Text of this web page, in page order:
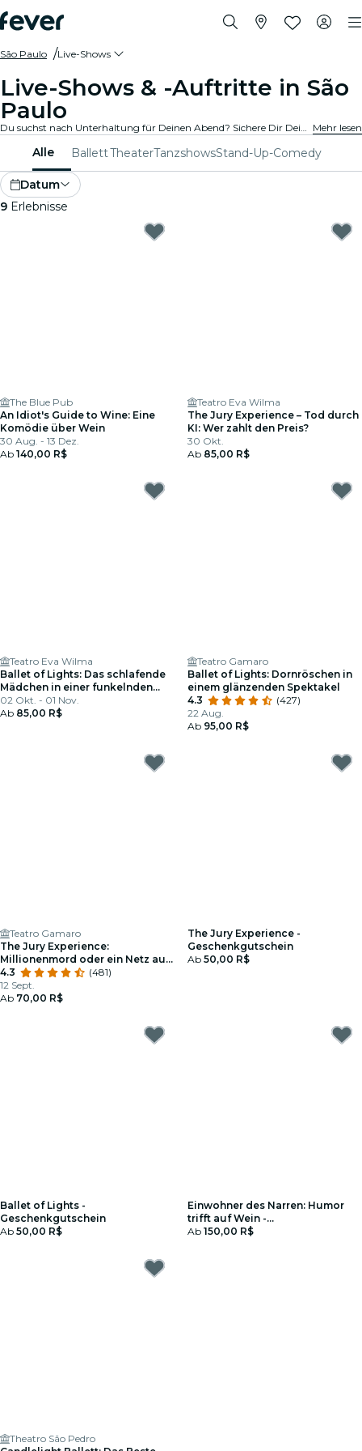
São Paulo Live-Shows
Live-Shows & -Auftritte in São
Paulo
Du suchst nach Unterhaltung für Deinen Abend? Sichere Dir Deine Tickets für die besten Live-Shows in São Paulo: Theater, Stand-Up-Comedy, Musicals, Magieshows und mehr. Mehr lesen
Alle BallettTheaterTanzshowsStand-Up-Comedy
Datum
9 Erlebnisse
The Blue Pub
An Idiot's Guide to Wine: Eine
Komödie über Wein
30 Aug. - 13 Dez.
Ab 140,00 R$
Teatro Eva Wilma
The Jury Experience – Tod durch
KI: Wer zahlt den Preis?
30 Okt.
Ab 85,00 R$
Teatro Eva Wilma
Ballet of Lights: Das schlafende
Mädchen in einer funkelnden
Show
02 Okt. - 01 Nov.
Ab 85,00 R$
Teatro Gamaro
Ballet of Lights: Dornröschen in
einem glänzenden Spektakel
4.3
(427)
22 Aug.
Ab 95,00 R$
Teatro Gamaro
The Jury Experience:
Millionenmord oder ein Netz aus
Lügen?
4.3
(481)
12 Sept.
Ab 70,00 R$
The Jury Experience -
Geschenkgutschein
Ab 50,00 R$
Ballet of Lights -
Geschenkgutschein
Ab 50,00 R$
Einwohner des Narren: Humor
trifft auf Wein -
Geschenkgutschein
Ab 150,00 R$
Theatro São Pedro